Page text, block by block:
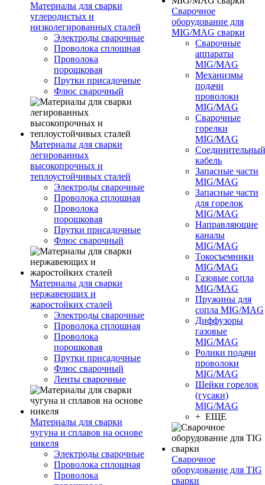
Материалы для сварки
углеродистых и
низколегированных сталей
Электроды сварочные
Проволока сплошная
Проволока
порошковая
Прутки присадочные
Флюс сварочный
Материалы для сварки
легированных
высокопрочных и
теплоустойчивых сталей
Электроды сварочные
Проволока сплошная
Проволока
порошковая
Прутки присадочные
Флюс сварочный
Материалы для сварки
нержавеющих и
жаростойких сталей
Электроды сварочные
Проволока сплошная
Проволока
порошковая
Прутки присадочные
Флюс сварочный
Ленты сварочные
Материалы для сварки
чугуна и сплавов на основе
никеля
Электроды сварочные
Проволока сплошная
Проволока
Сварочное
оборудование для
MIG/MAG сварки
Сварочные
аппараты
MIG/MAG
Механизмы
подачи
проволоки
MIG/MAG
Сварочные
горелки
MIG/MAG
Соединительный
кабель
Запасные части
MIG/MAG
Запасные части
для горелок
MIG/MAG
Направляющие
каналы
MIG/MAG
Токосъемники
MIG/MAG
Газовые сопла
MIG/MAG
Пружины для
сопла MIG/MAG
Диффузоры
газовые
MIG/MAG
Ролики подачи
проволоки
MIG/MAG
Шейки горелок
(гусаки)
MIG/MAG
+ ЕЩЕ
Сварочное
оборудование для TIG
сварки